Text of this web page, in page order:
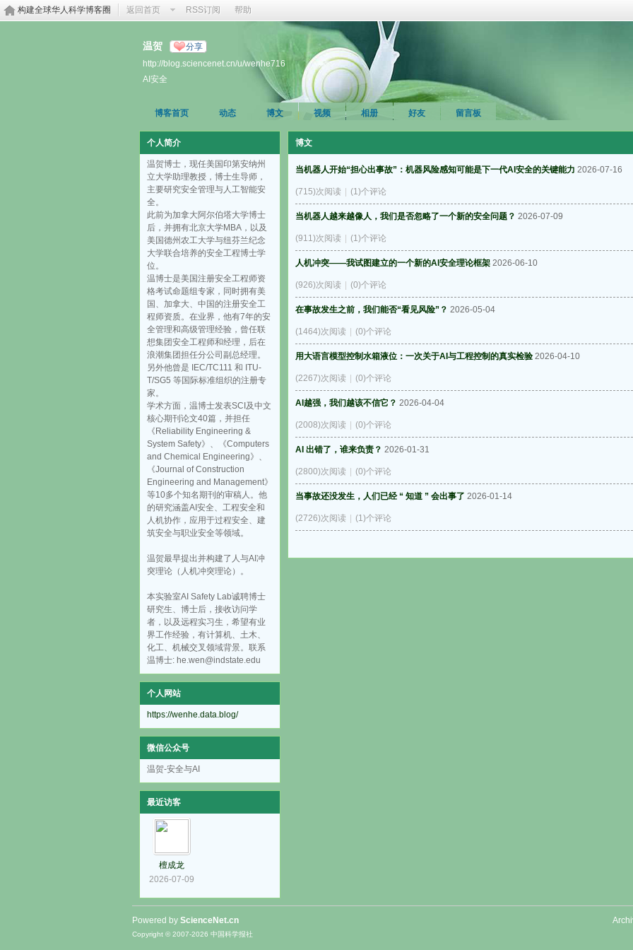
构建全球华人科学博客圈 返回首页 RSS订阅 帮助
温贺 分享
http://blog.sciencenet.cn/u/wenhe716
AI安全
博客首页 动态 博文 视频 相册 好友 留言板
个人简介
温贺博士，现任美国印第安纳州
立大学助理教授，博士生导师，
主要研究安全管理与人工智能安
全。
此前为加拿大阿尔伯塔大学博士
后，并拥有北京大学MBA，以及
美国德州农工大学与纽芬兰纪念
大学联合培养的安全工程博士学
位。
温博士是美国注册安全工程师资
格考试命题组专家，同时拥有美
国、加拿大、中国的注册安全工
程师资质。在业界，他有7年的安
全管理和高级管理经验，曾任联
想集团安全工程师和经理，后在
浪潮集团担任分公司副总经理。
另外他曾是 IEC/TC111 和 ITU-
T/SG5 等国际标准组织的注册专
家。
学术方面，温博士发表SCI及中文
核心期刊论文40篇，并担任
《Reliability Engineering &
System Safety》、《Computers
and Chemical Engineering》、
《Journal of Construction
Engineering and Management》
等10多个知名期刊的审稿人。他
的研究涵盖AI安全、工程安全和
人机协作，应用于过程安全、建
筑安全与职业安全等领域。
温贺最早提出并构建了人与AI冲
突理论（人机冲突理论）。
本实验室AI Safety Lab诚聘博士
研究生、博士后，接收访问学
者，以及远程实习生，希望有业
界工作经验，有计算机、土木、
化工、机械交叉领域背景。联系
温博士: he.wen@indstate.edu
个人网站
https://wenhe.data.blog/
微信公众号
温贺-安全与AI
最近访客
檀成龙
2026-07-09
博文
当机器人开始“担心出事故”：机器风险感知可能是下一代AI安全的关键能力 2026-07-16
(715)次阅读 (1)个评论
当机器人越来越像人，我们是否忽略了一个新的安全问题？ 2026-07-09
(911)次阅读 (1)个评论
人机冲突——我试图建立的一个新的AI安全理论框架 2026-06-10
(926)次阅读 (0)个评论
在事故发生之前，我们能否“看见风险”？ 2026-05-04
(1464)次阅读 (0)个评论
用大语言模型控制水箱液位：一次关于AI与工程控制的真实检验2026-04-10
(2267)次阅读 (0)个评论
AI越强，我们越该不信它？ 2026-04-04
(2008)次阅读 (0)个评论
AI 出错了，谁来负责？ 2026-01-31
(2800)次阅读 (0)个评论
当事故还没发生，人们已经 “ 知道 ” 会出事了 2026-01-14
(2726)次阅读 (1)个评论
Powered by ScienceNet.cn
Copyright © 2007-2026 中国科学报社